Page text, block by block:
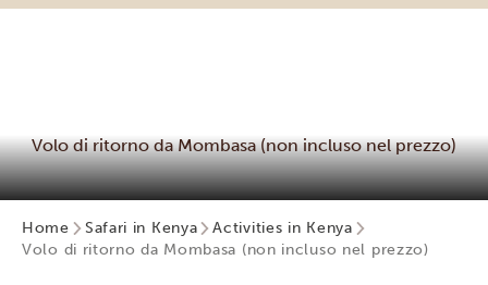
Volo di ritorno da Mombasa (non incluso nel prezzo)
Home Safari in Kenya
Activities in Kenya
Volo di ritorno da Mombasa (non incluso nel prezzo)